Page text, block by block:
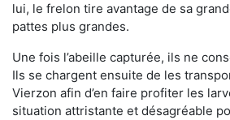
lui, le frelon tire avantage de sa
pattes plus grandes.
Une fois l’abeille capturée, ils ne
Ils se chargent ensuite de les
Vierzon afin d’en faire profiter les
situation attristante et désagréable